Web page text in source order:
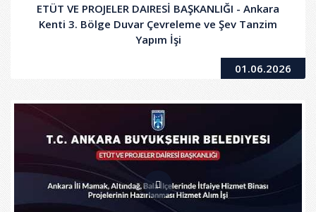
ETÜT VE PROJELER DAIRESİ BAŞKANLIĞI - Ankara
Kenti 3. Bölge Duvar Çevreleme ve Şev Tanzim
Yapım İşi
01.06.2026